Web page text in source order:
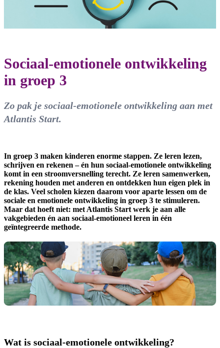
Sociaal-emotionele ontwikkeling
in groep 3
Zo pak je sociaal-emotionele ontwikkeling aan met
Atlantis Start.
In groep 3 maken kinderen enorme stappen. Ze leren lezen,
schrijven en rekenen – én hun sociaal-emotionele ontwikkeling
komt in een stroomversnelling terecht. Ze leren samenwerken,
rekening houden met anderen en ontdekken hun eigen plek in
de klas. Veel scholen kiezen daarom voor aparte lessen om de
sociale en emotionele ontwikkeling in groep 3 te stimuleren.
Maar dat hoeft niet: met Atlantis Start werk je aan alle
vakgebieden én aan sociaal-emotioneel leren in één
geïntegreerde methode.
Wat is sociaal-emotionele ontwikkeling?